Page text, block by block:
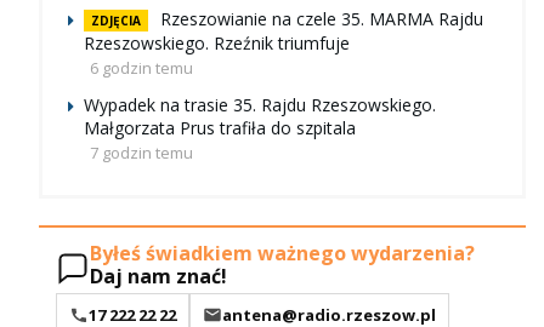
ZDJĘCIA
Rzeszowianie na czele 35. MARMA Rajdu
Rzeszowskiego. Rzeźnik triumfuje
6 godzin temu
Wypadek na trasie 35. Rajdu Rzeszowskiego.
Małgorzata Prus trafiła do szpitala
7 godzin temu
Byłeś świadkiem ważnego wydarzenia?
Daj nam znać!
17 222 22 22
antena@radio.rzeszow.pl